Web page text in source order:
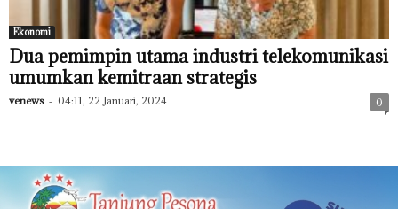
Ekonomi
Dua pemimpin utama industri telekomunikasi
umumkan kemitraan strategis
venews - 04:11, 22 Januari, 2024 0